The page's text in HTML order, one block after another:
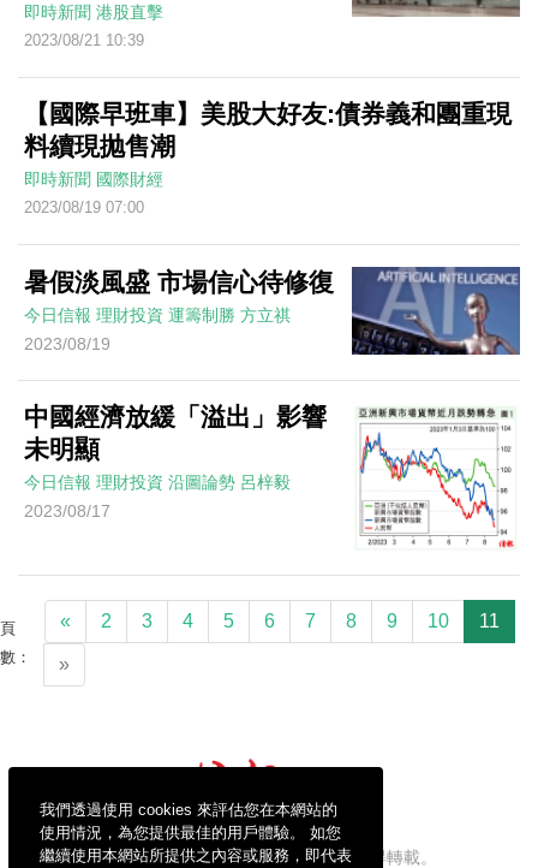
我們透過使用 cookies 來評估您在本網站的
使用情況，為您提供最佳的用戶體驗。 如您
繼續使用本網站所提供之內容或服務，即代表
即時新聞 港股直擊
2023/08/21 10:39
【國際早班車】美股大好友:債券義和團重現
料續現抛售潮
即時新聞 國際財經
2023/08/19 07:00
暑假淡風盛 市場信心待修復
今日信報 理財投資 運籌制勝 方立祺
2023/08/19
中國經濟放緩「溢出」影響
未明顯
今日信報 理財投資 沿圖論勢 呂梓毅
2023/08/17
頁
數：
« 2 3 4 5 6 7 8 9 10 11
»
信報財經新聞有限公司版權所有，不得轉載。